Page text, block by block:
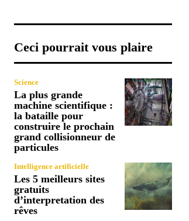
Ceci pourrait vous plaire
Science
La plus grande
machine scientifique :
la bataille pour
construire le prochain
grand collisionneur de
particules
Intelligence artificielle
Les 5 meilleurs sites
gratuits
d’interpretation des
rêves